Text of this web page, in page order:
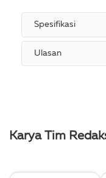
Spesifikasi
Ulasan
Karya Tim